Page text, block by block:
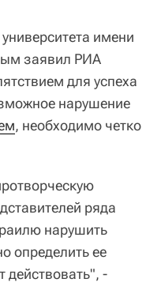
имени
заявил РИА
для успеха
нарушение
, необходимо четко
ряда
нарушить
определить ее
действовать", -